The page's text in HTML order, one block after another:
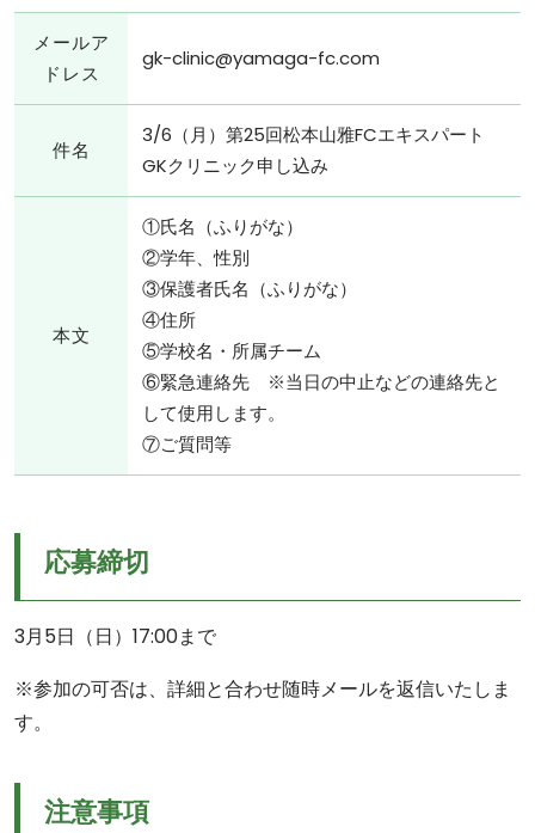
メールア
ドレス
gk-clinic@yamaga-fc.com
件名
3/6（月）第25回松本山雅FCエキスパート
GKクリニック申し込み
本文
①氏名（ふりがな）
②学年、性別
③保護者氏名（ふりがな）
④住所
⑤学校名・所属チーム
⑥緊急連絡先 ※当日の中止などの連絡先と
して使用します。
⑦ご質問等
応募締切
3月5日（日）17:00まで
※参加の可否は、詳細と合わせ随時メールを返信いたしま
す。
注意事項